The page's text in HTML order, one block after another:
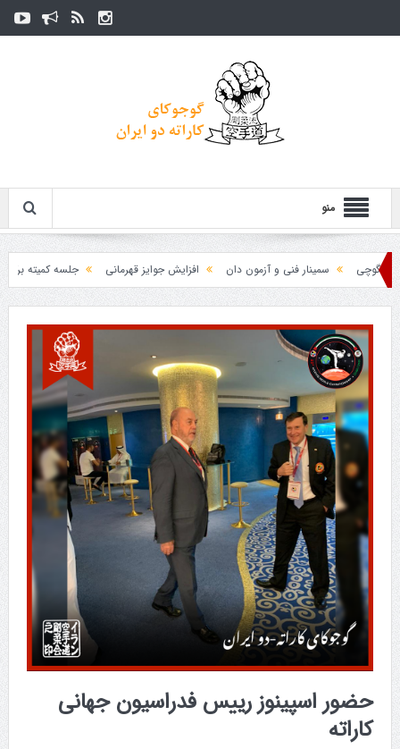
منو
سمینار فنی و آزمون دان افزایش جوایز قهرمانی جلسه کمیته برگزاری
حضور اسپینوز رییس فدراسیون جهانی
کاراته